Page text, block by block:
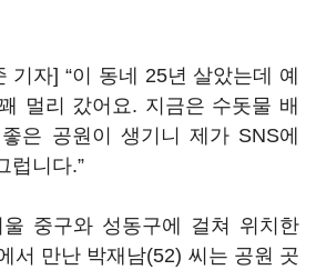
기자] “이 동네 25년 살았는데 예
멀리 갔어요. 지금은 수돗물 배
은 공원이 생기니 제가 SNS에
럽니다.”
중구와 성동구에 걸쳐 위치한
서 만난 박재남(52) 씨는 공원 곳